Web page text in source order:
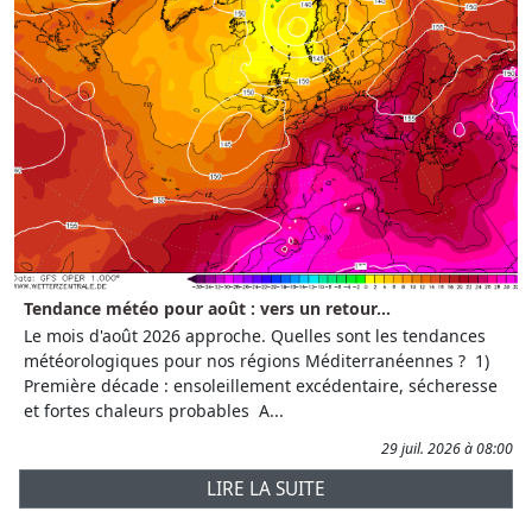
Tendance météo pour août : vers un retour...
Le mois d'août 2026 approche. Quelles sont les tendances
météorologiques pour nos régions Méditerranéennes ? 1)
Première décade : ensoleillement excédentaire, sécheresse
et fortes chaleurs probables A...
29 juil. 2026 à 08:00
LIRE LA SUITE